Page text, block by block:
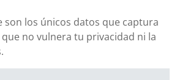
son los únicos datos que captura
no vulnera tu privacidad ni la